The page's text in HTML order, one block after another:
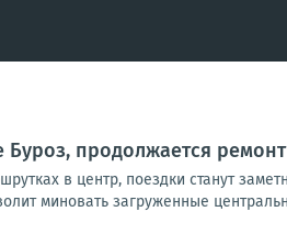
продолжается
в центр, поездки станут
миновать загруженные